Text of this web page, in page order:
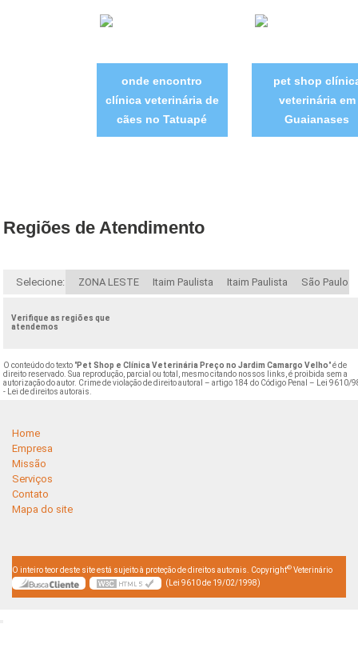
onde encontro
clínica veterinária de
cães no Tatuapé
pet shop
veterinária em
Guaianases
Regiões de Atendimento
Selecione: ZONA LESTE Itaim Paulista Itaim Paulista São Paulo
Verifique as regiões que
atendemos
O conteúdo do texto "Pet Shop e Clínica Veterinária Preço no Jardim Camargo Velho" é de
direito reservado. Sua reprodução, parcial ou total, mesmo citando nossos links, é proibida sem a
autorização do autor. Crime de violação de direito autoral – artigo 184 do Código Penal – Lei 9610/
- Lei de direitos autorais.
Home
Empresa
Missão
Serviços
Contato
Mapa do site
O inteiro teor deste site está sujeito à proteção de direitos autorais. Copyright© Veterinário
(Lei 9610 de 19/02/1998)